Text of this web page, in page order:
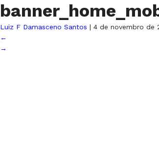
Luiz F Damasceno Santos | 4 de novembro de
←
→